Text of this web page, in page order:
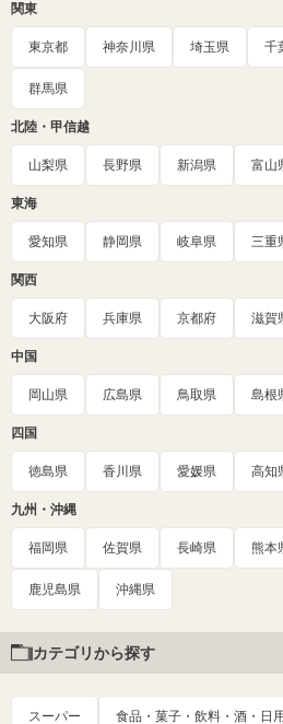
関東
東京都 神奈川県 埼玉県 千
群馬県
北陸・甲信越
山梨県 長野県 新潟県 富山
東海
愛知県 静岡県 岐阜県 三重
関西
大阪府 兵庫県 京都府 滋賀
中国
岡山県 広島県 鳥取県 島根
四国
徳島県 香川県 愛媛県 高知
九州・沖縄
福岡県 佐賀県 長崎県 熊本
鹿児島県 沖縄県
カテゴリから探す
スーパー 食品・菓子・飲料・酒・日